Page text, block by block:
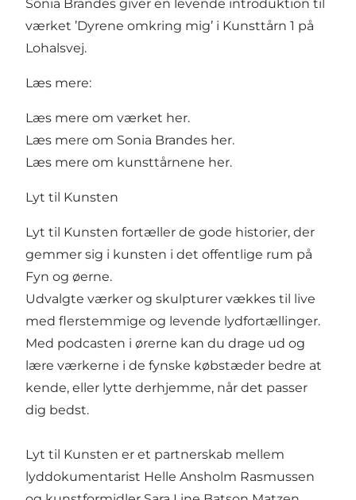
Sonia Brandes giver en levende introduktion til
værket ’Dyrene omkring mig’ i Kunsttårn 1 på
Lohalsvej.
Læs mere:
Læs mere om værket her.
Læs mere om Sonia Brandes her.
Læs mere om kunsttårnene her.
Lyt til Kunsten
Lyt til Kunsten fortæller de gode historier, der
gemmer sig i kunsten i det offentlige rum på
Fyn og øerne.
Udvalgte værker og skulpturer vækkes til live
med flerstemmige og levende lydfortællinger.
Med podcasten i ørerne kan du drage ud og
lære værkerne i de fynske købstæder bedre at
kende, eller lytte derhjemme, når det passer
dig bedst.
Lyt til Kunsten er et partnerskab mellem
lyddokumentarist Helle Ansholm Rasmussen